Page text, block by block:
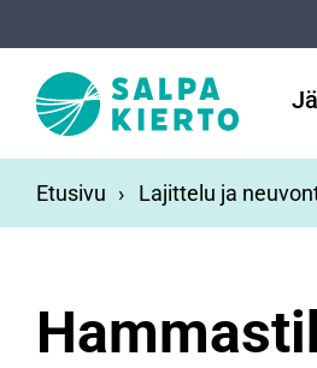
Etusivu Lajittelu ja